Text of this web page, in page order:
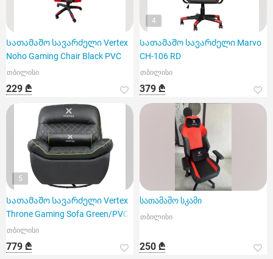
Სათამაშო სავარძელი Vertex
Noho Gaming Chair Black PVC
თბილისი
229 ₾
4
Სათამაშო სავარძელი Marvo
CH-106 RD
თბილისი
379 ₾
5
Სათამაშო სავარძელი Vertex
Throne Gaming Sofa Green/PVC
თბილისი
779 ₾
სათამაშო სკამი
თბილისი
250 ₾